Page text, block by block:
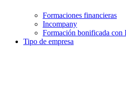
Formaciones financieras
Incompany
Formación bonificada
Tipo de empresa